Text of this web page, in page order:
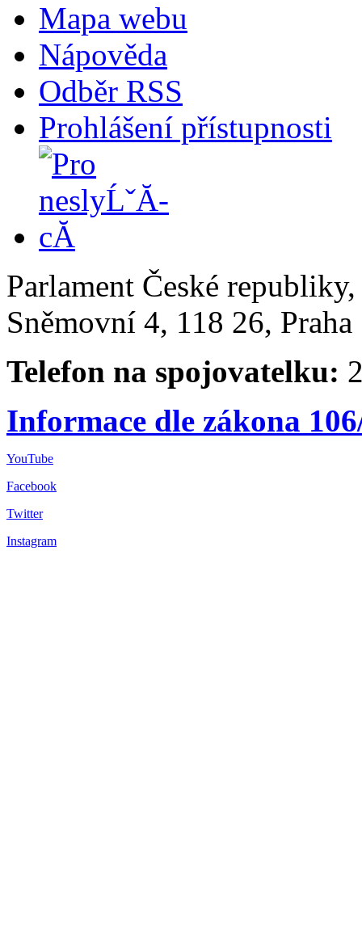
Mapa webu
Nápověda
Odběr RSS
Prohlášení přístupnosti
Parlament České
Sněmovní 4, 118 26,
Telefon na spojovatelku:
Informace dle zákona
YouTube
Facebook
Twitter
Instagram